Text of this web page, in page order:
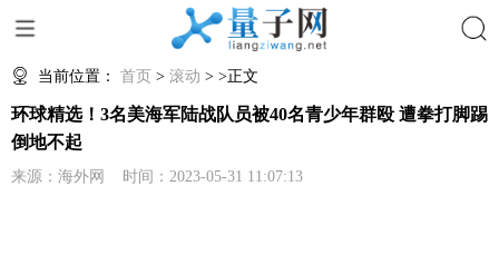
当前位置： 首页 > 滚动 > >正文
环球精选！3名美海军陆战队员被40名青少年群殴 遭拳打脚踢
倒地不起
来源：海外网 时间：2023-05-31 11:07:13